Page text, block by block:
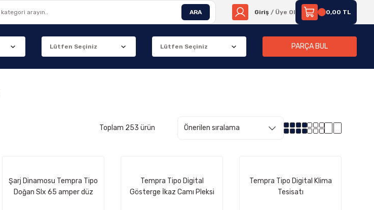
ARA Giriş / Üye Ol 0,00 TL
PARÇA BUL
Toplam 253 ürün
Şarj Dinamosu Tempra Tipo
Doğan Slx 65 amper düz
Tempra Tipo Digital
Gösterge İkaz Camı Pleksi
Tempra Tipo Digital Klima
Tesisatı